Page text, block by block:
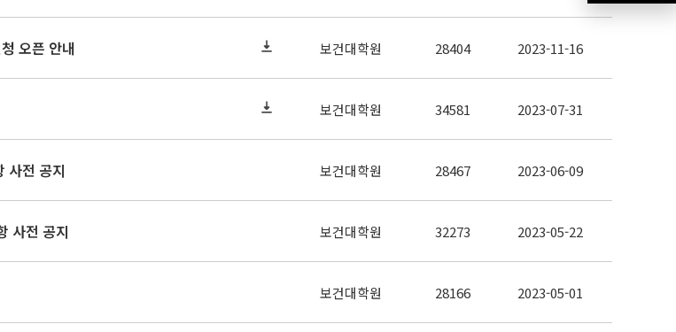
오픈 안내 보건대학원 28404 2023-11-16
보건대학원 34581 2023-07-31
사전 공지 보건대학원 28467 2023-06-09
사전 공지 보건대학원 32273 2023-05-22
보건대학원 28166 2023-05-01